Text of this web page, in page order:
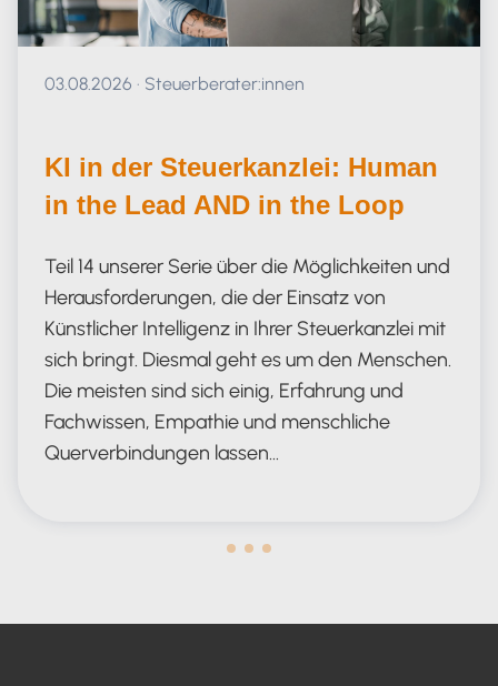
Veröffentlicht am 03.08.2026
03.08.2026 · Steuerberater:innen
KI in der Steuerkanzlei: Human
in the Lead AND in the Loop
Teil 14 unserer Serie über die Möglichkeiten und
Herausforderungen, die der Einsatz von
Künstlicher Intelligenz in Ihrer Steuerkanzlei mit
sich bringt. Diesmal geht es um den Menschen.
Die meisten sind sich einig, Erfahrung und
Fachwissen, Empathie und menschliche
Querverbindungen lassen…